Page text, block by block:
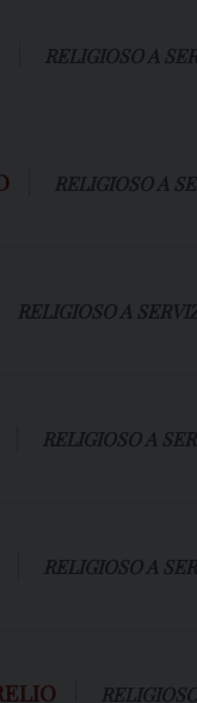
RELIGIOSO A
RELIGIOSO A
RELIGIOSO A
RELIGIOSO A
RELIGIOSO A